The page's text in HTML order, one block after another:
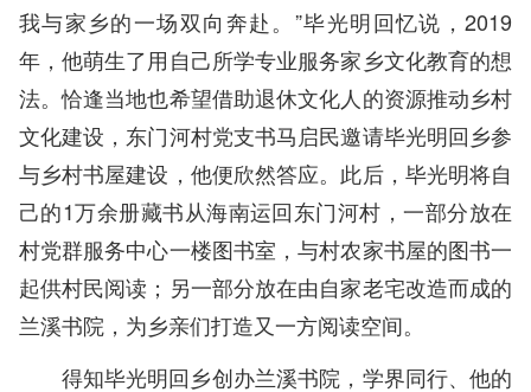
我与家乡的一场双向奔赴。”毕光明回忆说，2019
年，他萌生了用自己所学专业服务家乡文化教育的想
法。恰逢当地也希望借助退休文化人的资源推动乡村
文化建设，东门河村党支书马启民邀请毕光明回乡参
与乡村书屋建设，他便欣然答应。此后，毕光明将自
己的1万余册藏书从海南运回东门河村，一部分放在
村党群服务中心一楼图书室，与村农家书屋的图书一
起供村民阅读；另一部分放在由自家老宅改造而成的
兰溪书院，为乡亲们打造又一方阅读空间。
得知毕光明回乡创办兰溪书院，学界同行、他的